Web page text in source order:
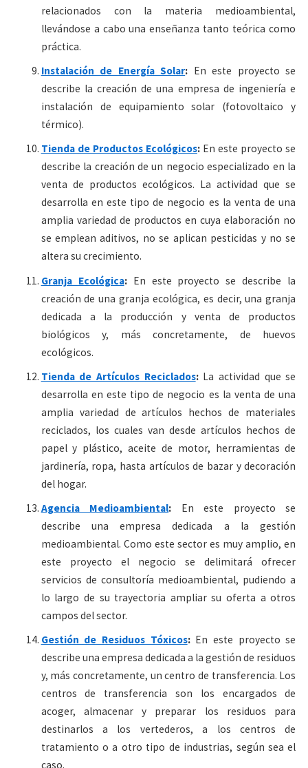
relacionados con la materia medioambiental,
llevándose a cabo una enseñanza tanto teórica como
práctica.
Instalación de Energía Solar: En este proyecto se
describe la creación de una empresa de ingeniería e
instalación de equipamiento solar (fotovoltaico y
térmico).
Tienda de Productos Ecológicos:En este proyecto se
describe la creación de un negocio especializado en la
venta de productos ecológicos. La actividad que se
desarrolla en este tipo de negocio es la venta de una
amplia variedad de productos en cuya elaboración no
se emplean aditivos, no se aplican pesticidas y no se
altera su crecimiento.
Granja Ecológica:En este proyecto se describe la
creación de una granja ecológica, es decir, una granja
dedicada a la producción y venta de productos
biológicos y, más concretamente, de huevos
ecológicos.
Tienda de Artículos Reciclados:La actividad que se
desarrolla en este tipo de negocio es la venta de una
amplia variedad de artículos hechos de materiales
reciclados, los cuales van desde artículos hechos de
papel y plástico, aceite de motor, herramientas de
jardinería, ropa, hasta artículos de bazar y decoración
del hogar.
Agencia Medioambiental: En este proyecto se
describe una empresa dedicada a la gestión
medioambiental. Como este sector es muy amplio, en
este proyecto el negocio se delimitará ofrecer
servicios de consultoría medioambiental, pudiendo a
lo largo de su trayectoria ampliar su oferta a otros
campos del sector.
Gestión de Residuos Tóxicos:En este proyecto se
describe una empresa dedicada a la gestión de residuos
y, más concretamente, un centro de transferencia. Los
centros de transferencia son los encargados de
acoger, almacenar y preparar los residuos para
destinarlos a los vertederos, a los centros de
tratamiento o a otro tipo de industrias, según sea el
caso.